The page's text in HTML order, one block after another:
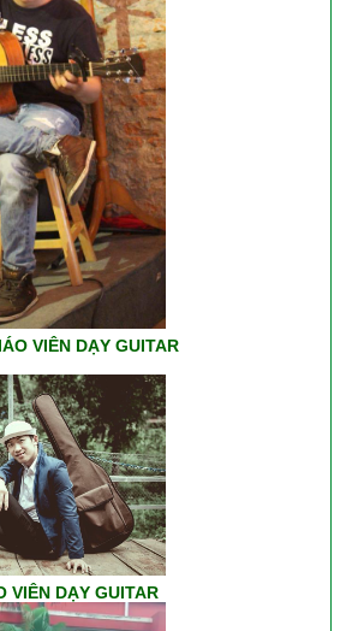
VIÊN DẠY GUITAR
VIÊN DẠY GUITAR